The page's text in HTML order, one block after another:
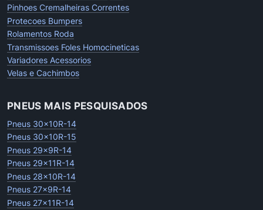
Pinhoes Cremalheiras Correntes
Protecoes Bumpers
Rolamentos Roda
Transmissoes Foles Homocineticas
Variadores Acessorios
Velas e Cachimbos
PNEUS MAIS PESQUISADOS
Pneus 30x10R-14
Pneus 30x10R-15
Pneus 29x9R-14
Pneus 29x11R-14
Pneus 28x10R-14
Pneus 27x9R-14
Pneus 27x11R-14